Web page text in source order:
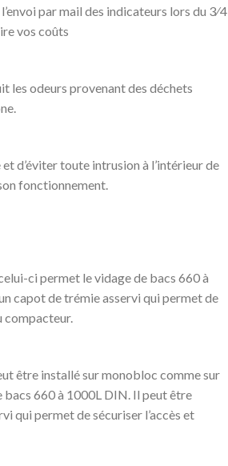
par mail des indicateurs lors du 3⁄4
vos coûts
les odeurs provenant des déchets
d’éviter toute intrusion à l’intérieur de
fonctionnement.
ci permet le vidage de bacs 660 à
capot de trémie asservi qui permet de
compacteur.
être installé sur monobloc comme sur
660 à 1000L DIN. Il peut être
qui permet de sécuriser l’accès et